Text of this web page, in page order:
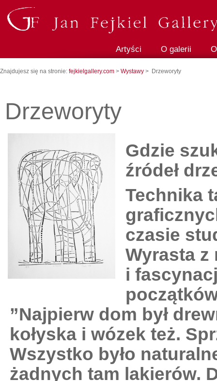
Artyści O galerii
Znajdujesz się na stronie: fejkielgallery.com > Wystawy > Drzeworyty
Drzeworyty
Gdzie
źródeł
Technika
czasie
Wyrasta z
i
”Najpierw dom był
kołyska i wózek też.
Wszystko było
żadnych tam lakierów.